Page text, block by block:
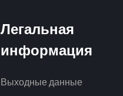
Легальная
информация
Выходные данные